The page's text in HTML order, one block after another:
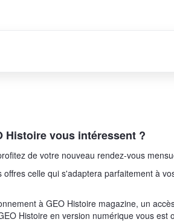
Histoire vous intéressent ?
de votre nouveau rendez-vous
celle qui s'adaptera parfaitement à
à GEO Histoire magazine, un
Histoire en version numérique vous est